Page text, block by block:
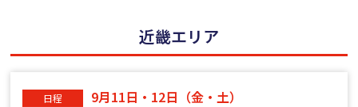
近畿エリア
日程 9月11日・12日（金・土）